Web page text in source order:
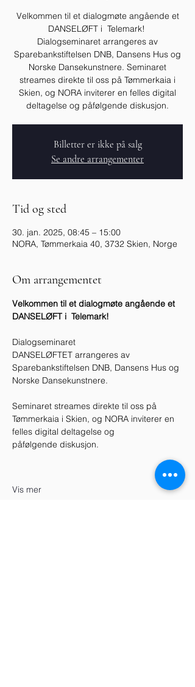
Velkommen til et dialogmøte angående et
DANSELØFT i Telemark!
Dialogseminaret arrangeres av
Sparebankstiftelsen DNB, Dansens Hus og
Norske Dansekunstnere. Seminaret
streames direkte til oss på Tømmerkaia i
Skien, og NORA inviterer en felles digital
deltagelse og påfølgende diskusjon.
Billetter er ikke på salg
Se andre arrangementer
Tid og sted
30. jan. 2025, 08:45 – 15:00
NORA, Tømmerkaia 40, 3732 Skien, Norge
Om arrangementet
Velkommen til et dialogmøte angående et
DANSELØFT i  Telemark!
Dialogseminaret
DANSELØFTET arrangeres av
Sparebankstiftelsen DNB, Dansens Hus og
Norske Dansekunstnere.
Seminaret streames direkte til oss på
Tømmerkaia i Skien, og NORA inviterer en
felles digital deltagelse og
påfølgende diskusjon.
Vis mer